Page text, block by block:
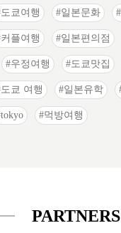
도쿄여행 일본문화
커플여행 일본편의점
우정여행 도쿄맛집
도쿄 여행 일본유학
tokyo 먹방여행
PARTNERS